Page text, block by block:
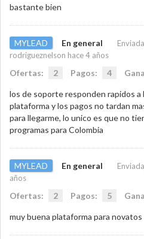
bastante bien
MYLEAD En general
rodrigueznelson hace 4 años
Ofertas: 2 Pagos: 4
los de soporte responden rapidos a
plataforma y los pagos no tardan
para llegarme, lo unico es que no
programas para Colombia
MYLEAD En general
años
Ofertas: 2 Pagos: 5
muy buena plataforma para novatos